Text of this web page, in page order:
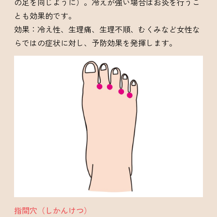
とも効果的です。
効果：冷え性、生理痛、生理不順、むくみなど女性な
らではの症状に対し、予防効果を発揮します。
指間穴（しかんけつ）